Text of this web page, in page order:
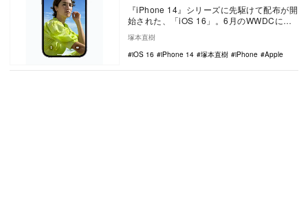
『iPhone 14』シリーズに先駆けて配布が開
始された、「iOS 16」。6月のWWDCにて
塚本直樹
iOS 16
iPhone 14 塚本直樹 iPhone Apple